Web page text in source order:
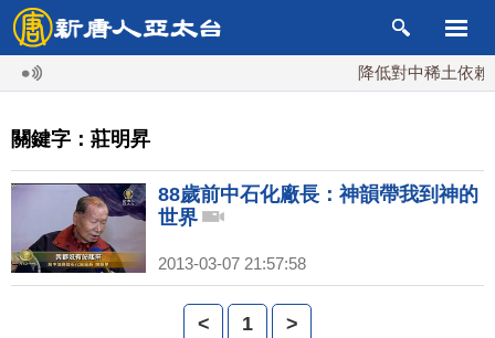
降低對中稀土依賴
關鍵字：莊明昇
88歲前中石化廠長：神韻帶我到神的
世界
2013-03-07 21:57:58
< 1 >